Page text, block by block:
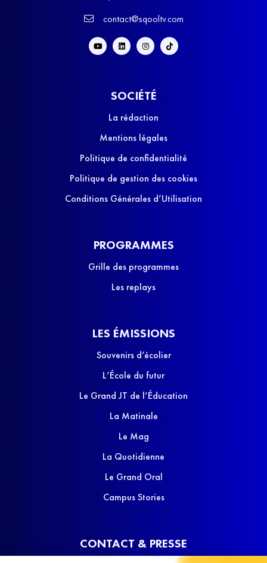
contact@sqooltv.com
SOCIÉTÉ
La rédaction
Mentions légales
Politique de confidentialité
Politique de gestion des cookies
Conditions Générales d’Utilisation
PROGRAMMES
Grille des programmes
Les replays
LES ÉMISSIONS
Souvenirs d’écolier
L’École du futur
Le Grand JT de l’Éducation
La Matinale
Le Mag
La Quotidienne
Le Grand Oral
Campus Stories
CONTACT & PRESSE